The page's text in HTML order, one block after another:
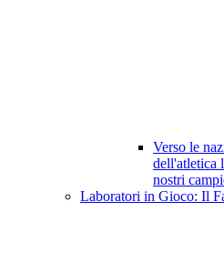
Verso le
dell'atletica
nostri
Laboratori in Gioco: Il